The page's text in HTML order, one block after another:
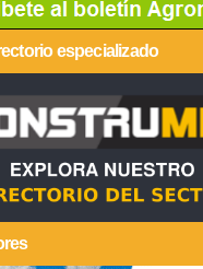
especializado